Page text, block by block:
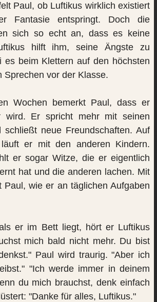
Paul, ob Luftikus wirklich existiert
Fantasie entspringt. Doch die
sich so echt an, dass es keine
hilft ihm, seine Ängste zu
es beim Klettern auf den höchsten
Sprechen vor der Klasse.
Wochen bemerkt Paul, dass er
wird. Er spricht mehr mit seinen
schließt neue Freundschaften. Auf
er mit den anderen Kindern.
er sogar Witze, die er eigentlich
hat und die anderen lachen. Mit
Paul, wie er an täglichen Aufgaben
er im Bett liegt, hört er Luftikus
mich bald nicht mehr. Du bist
Paul wird traurig. "Aber ich
"Ich werde immer in deinem
du mich brauchst, denk einfach
"Danke für alles, Luftikus."